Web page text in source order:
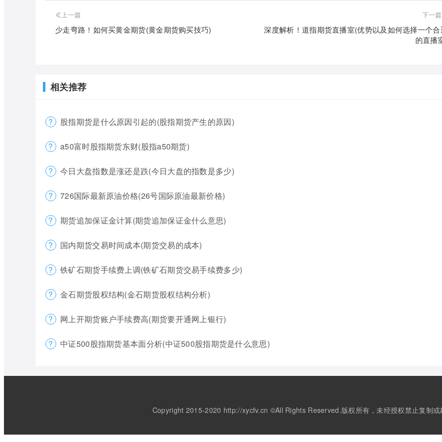
上一篇
少走弯路！如何买黄金期货(黄金期货购买技巧)
下一篇
深度解析！道指期货直播室(优势以及如何选择一个
的直播
相关推荐
股指期货是什么原因引起的(股指期货产生的原因)
a50富时股指期货东财(股指a50期货)
今日大盘指数是涨还是跌(今日大盘的指数是多少)
726国际最新原油价格(26号国际原油最新价格)
期货追加保证金计算(期货追加保证金什么意思)
国内期货交易时间成本(期货交易的成本)
铁矿石期货手续费上调(铁矿石期货交易手续费多少)
金石期货股权结构(金石期货股权结构分析)
网上开期货账户手续费高(期货要开通网上银行)
中证500股指期货基本面分析(中证500股指期货是什么意思)
Copyright 2015-2020 http://xycfv.cn ©All Rights Reserved.版权所有，未经授权禁止复制或